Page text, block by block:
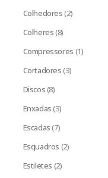
Colhedores(2)
Colheres(8)
Compressores (1)
Cortadores(3)
Discos(8)
Enxadas(3)
Escadas(7)
Esquadros (2)
Estiletes (2)